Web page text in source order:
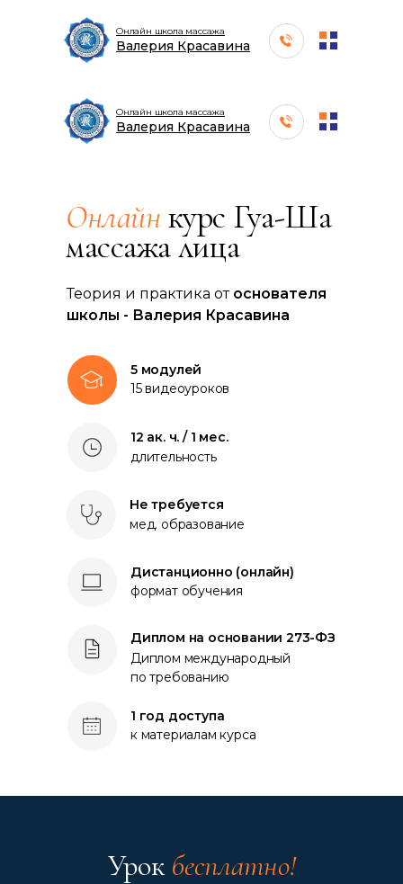
Онлайн школа массажа
Валерия Красавина
Онлайн школа массажа
Валерия Красавина
Теория и практика от основателя
школы - Валерия Красавина
Онлайнкурс Гуа-Ша
массажа лица
Урок бесплатно!
5 модулей
15 видеоуроков
12 ак. ч. / 1 мес.
длительность
1 год доступа
к материалам курса
Не требуется
мед. образование
Дистанционно (онлайн)
формат обучения
Диплом на основании 273-ФЗ
Диплом международный
по требованию